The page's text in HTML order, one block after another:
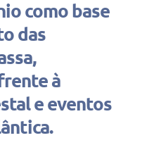
como base
das
à
e eventos